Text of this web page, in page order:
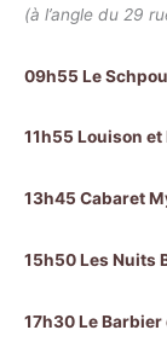
(à l’angle du 29
09h55 Le
11h55 Louison
13h45 Cabaret
15h50 Les Nuits
17h30 Le Barbier